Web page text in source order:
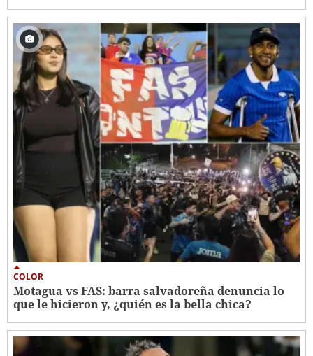
COLOR
Motagua vs FAS: barra salvadoreña denuncia lo
que le hicieron y, ¿quién es la bella chica?